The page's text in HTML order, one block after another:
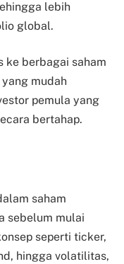
lebih
global.
ke berbagai saham
mudah
pemula yang
bertahap.
saham
sebelum mulai
seperti ticker,
hingga volatilitas,